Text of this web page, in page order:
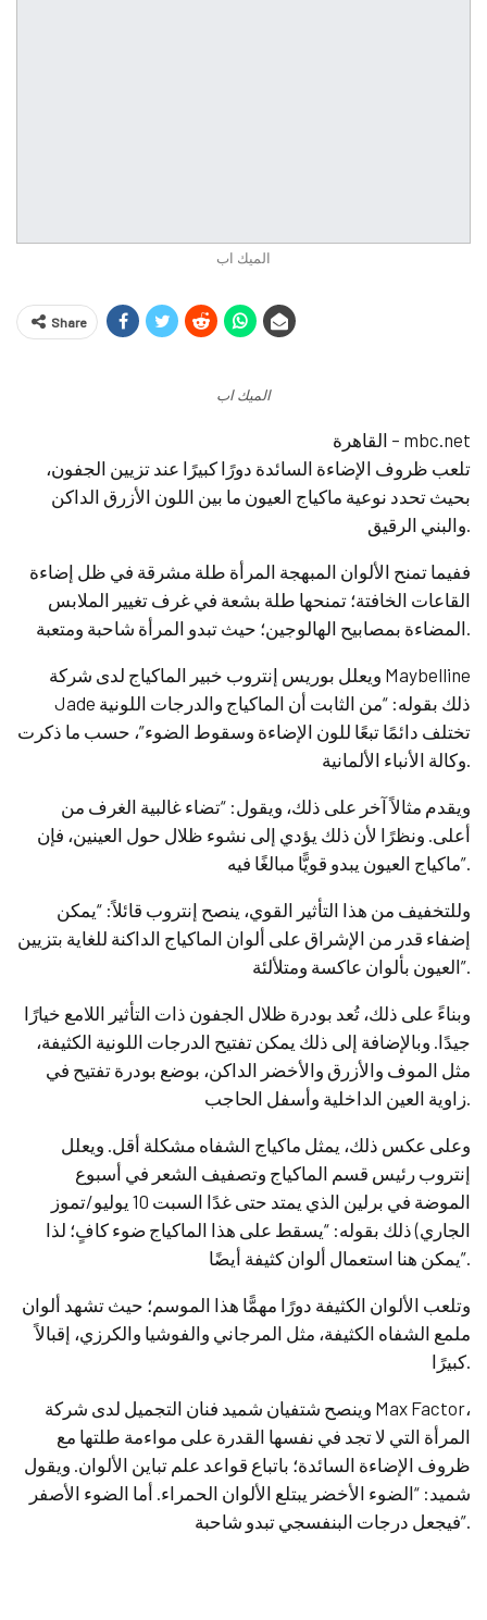
الميك اب
Share
الميك اب
القاهرة – mbc.net
تلعب ظروف الإضاءة السائدة دورًا كبيرًا عند تزيين الجفون،
بحيث تحدد نوعية ماكياج العيون ما بين اللون الأزرق الداكن
والبني الرقيق.
ففيما تمنح الألوان المبهجة المرأة طلة مشرقة في ظل إضاءة
القاعات الخافتة؛ تمنحها طلة بشعة في غرف تغيير الملابس
المضاءة بمصابيح الهالوجين؛ حيث تبدو المرأة شاحبة ومتعبة.
ويعلل بوريس إنتروب خبير الماكياج لدى شركة Maybelline
Jade ذلك بقوله: “من الثابت أن الماكياج والدرجات اللونية
تختلف دائمًا تبعًا للون الإضاءة وسقوط الضوء”، حسب ما ذكرت
وكالة الأنباء الألمانية.
ويقدم مثالاً آخر على ذلك، ويقول: “تضاء غالبية الغرف من
أعلى. ونظرًا لأن ذلك يؤدي إلى نشوء ظلال حول العينين، فإن
ماكياج العيون يبدو قويًّا مبالغًا فيه”.
وللتخفيف من هذا التأثير القوي، ينصح إنتروب قائلاً: “يمكن
إضفاء قدر من الإشراق على ألوان الماكياج الداكنة للغاية بتزيين
العيون بألوان عاكسة ومتلألئة”.
وبناءً على ذلك، تُعد بودرة ظلال الجفون ذات التأثير اللامع خيارًا
جيدًا. وبالإضافة إلى ذلك يمكن تفتيح الدرجات اللونية الكثيفة،
مثل الموف والأزرق والأخضر الداكن، بوضع بودرة تفتيح في
زاوية العين الداخلية وأسفل الحاجب.
وعلى عكس ذلك، يمثل ماكياج الشفاه مشكلة أقل. ويعلل
إنتروب رئيس قسم الماكياج وتصفيف الشعر في أسبوع
الموضة في برلين الذي يمتد حتى غدًا السبت 10 يوليو/تموز
الجاري) ذلك بقوله: “يسقط على هذا الماكياج ضوء كافٍ؛ لذا
يمكن هنا استعمال ألوان كثيفة أيضًا”.
وتلعب الألوان الكثيفة دورًا مهمًّا هذا الموسم؛ حيث تشهد ألوان
ملمع الشفاه الكثيفة، مثل المرجاني والفوشيا والكرزي، إقبالاً
كبيرًا.
وينصح شتفيان شميد فنان التجميل لدى شركة Max Factor،
المرأة التي لا تجد في نفسها القدرة على مواءمة طلتها مع
ظروف الإضاءة السائدة؛ باتباع قواعد علم تباين الألوان. ويقول
شميد: “الضوء الأخضر يبتلع الألوان الحمراء. أما الضوء الأصفر
فيجعل درجات البنفسجي تبدو شاحبة”.